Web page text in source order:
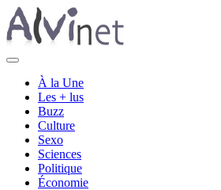
À la Une
Les + lus
Buzz
Culture
Sexo
Sciences
Politique
Économie